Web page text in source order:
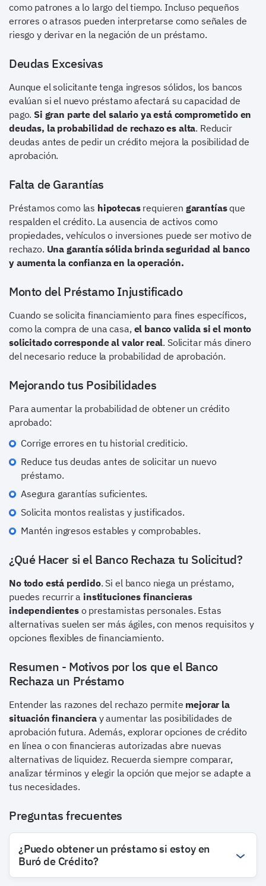
como patrones a lo largo del tiempo. Incluso pequeños
errores o atrasos pueden interpretarse como señales de
riesgo y derivar en la negación de un préstamo.
Deudas Excesivas
Aunque el solicitante tenga ingresos sólidos, los bancos
evalúan si el nuevo préstamo afectará su capacidad de
pago.Si gran parte del salario ya está comprometido en
deudas, la probabilidad de rechazo es alta. Reducir
deudas antes de pedir un crédito mejora la posibilidad de
aprobación.
Falta de Garantías
Préstamos como las hipotecasrequieren garantíasque
respalden el crédito. La ausencia de activos como
propiedades, vehículos o inversiones puede ser motivo de
rechazo. Una garantía sólida brinda seguridad al banco
y aumenta la confianza en la operación.
Monto del Préstamo Injustificado
Cuando se solicita financiamiento para fines específicos,
como la compra de una casa, el banco valida si el monto
solicitado corresponde al valor real. Solicitar más dinero
del necesario reduce la probabilidad de aprobación.
Mejorando tus Posibilidades
Para aumentar la probabilidad de obtener un crédito
aprobado:
Corrige errores en tu historial crediticio.
Reduce tus deudas antes de solicitar un nuevo
préstamo.
Asegura garantías suficientes.
Solicita montos realistas y justificados.
Mantén ingresos estables y comprobables.
¿Qué Hacer si el Banco Rechaza tu Solicitud?
No todo está perdido. Si el banco niega un préstamo,
puedes recurrir a instituciones financieras
independienteso prestamistas personales. Estas
alternativas suelen ser más ágiles, con menos requisitos y
opciones flexibles de financiamiento.
Resumen - Motivos por los que el Banco
Rechaza un Préstamo
Entender las razones del rechazo permite mejorar la
situación financieray aumentar las posibilidades de
aprobación futura. Además, explorar opciones de crédito
en línea o con financieras autorizadas abre nuevas
alternativas de liquidez. Recuerda siempre comparar,
analizar términos y elegir la opción que mejor se adapte a
tus necesidades.
Preguntas frecuentes
¿Puedo obtener un préstamo si estoy en
Buró de Crédito?